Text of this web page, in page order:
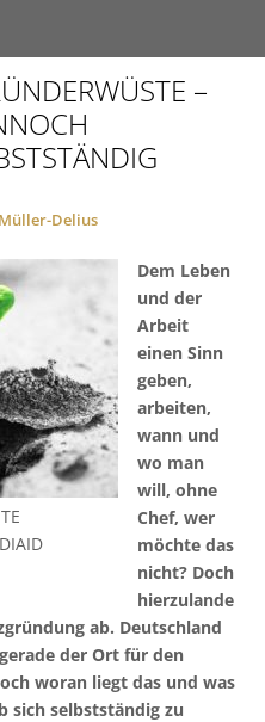
–
Delius
Dem Leben
und der
Arbeit
einen Sinn
geben,
arbeiten,
wann und
wo man
will, ohne
Chef, wer
möchte das
nicht? Doch
hierzulande
ab. Deutschland
der Ort für den
woran liegt das und was
sich selbstständig zu